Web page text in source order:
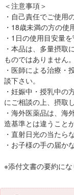
＜注意事項＞
・自己責任でご使用
・18歳未満の方の使
・1日の使用目安量
・本品は、多量摂取
ものではありません。
・医師による治療・
談下さい。
・妊娠中・授乳中の
にご相談の上、摂取
・海外医薬品は、海
造基準とは違うこと
・直射日光の当たら
・お子様の手の届か
※添付文書の要約にな